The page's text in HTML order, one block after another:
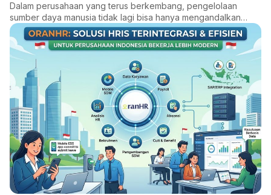
Dalam perusahaan yang terus berkembang, pengelolaan
sumber daya manusia tidak lagi bisa hanya mengandalkan
proses manual...